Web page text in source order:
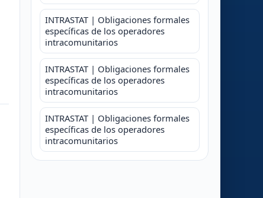
INTRASTAT | Obligaciones formales
específicas de los operadores
intracomunitarios
INTRASTAT | Obligaciones formales
específicas de los operadores
intracomunitarios
INTRASTAT | Obligaciones formales
específicas de los operadores
intracomunitarios